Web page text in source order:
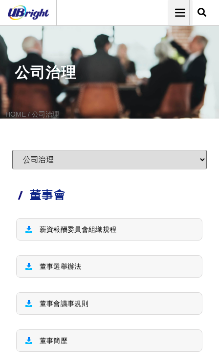
公司治理
HOME / 公司治理
董事會
薪資報酬委員會組織規程
董事選舉辦法
董事會議事規則
董事簡歷